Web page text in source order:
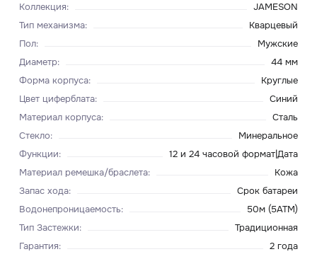
Коллекция:
JAMESON
Тип механизма:
Кварцевый
Пол:
Мужские
Диаметр:
44 мм
Форма корпуса:
Круглые
Цвет циферблата:
Синий
Материал корпуса:
Сталь
Стекло:
Минеральное
Функции:
12 и 24 часовой формат|Дата
Материал ремешка/браслета:
Кожа
Запас хода:
Срок батареи
Водонепроницаемость:
50м (5ATM)
Тип Застежки:
Традиционная
Гарантия: 2 года